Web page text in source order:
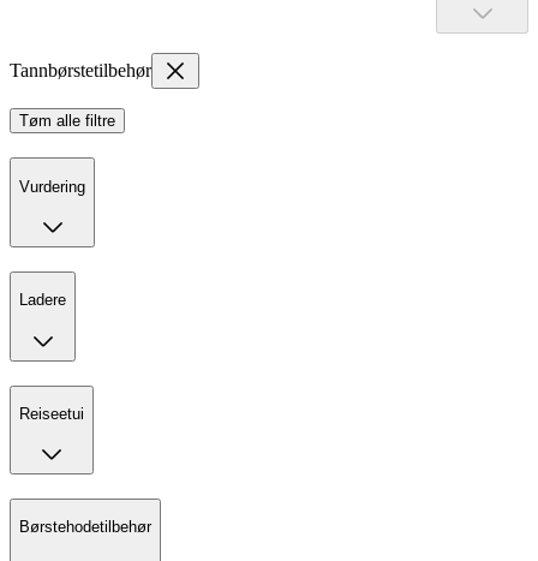
Tannbørstetilbehør
Tøm alle filtre
Vurdering
Ladere
Reiseetui
Børstehodetilbehør